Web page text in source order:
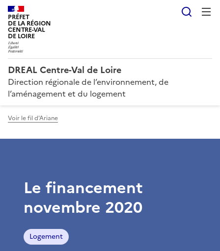
PRÉFET
DE LA RÉGION
CENTRE-VAL
DE LOIRE
DREAL Centre-Val de Loire
Direction régionale de l’environnement, de
l’aménagement et du logement
Voir le fil d'Ariane
Le financement
novembre 2020
Logement